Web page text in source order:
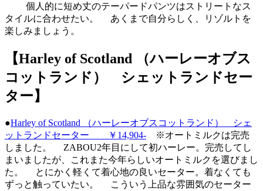
個人的に短め丈のテーパードパンツはストリートなス
タイルに合わせたい。 あくまで自分らしく、リゾルトを
楽しみましょう。
【Harley of Scotland （ハーレーオブス
コットランド） シェットランドセー
ター】
●Harley of Scotland （ハーレーオブスコットランド） シェ
ットランドセーター ￥14,904- ※オートミルクは完売
しました。 ZABOU2年目にして初ハーレー。完売してし
まいましたが、これまた今年らしいオートミルクを選びまし
た。 とにかく軽くて着心地の良いセーター。着なくても
ずっと触っていたい。 こういう上品な雰囲気のセーター